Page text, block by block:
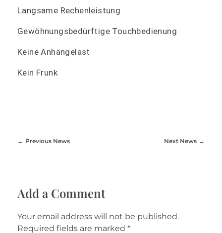
Langsame Rechenleistung
Gewöhnungsbedürftige Touchbedienung
Keine Anhängelast
Kein Frunk
Previous News Next News
Add a Comment
Your email address will not be published.
Required fields are marked *